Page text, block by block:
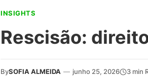
INSIGHTS
Rescisão:
BySOFIA ALMEIDA — junho 25, 2026 3 min